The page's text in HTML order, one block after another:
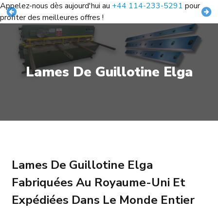
Appelez-nous dès aujourd'hui au +44 114-233-5291 pour
profiter des meilleures offres !
Lames De Guillotine Elga
Lames De Guillotine Elga
Fabriquées Au Royaume-Uni Et
Expédiées Dans Le Monde Entier